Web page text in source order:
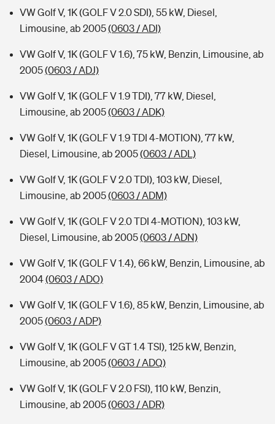
VW Golf V, 1K (GOLF V 2.0 SDI), 55 kW, Diesel,
Limousine, ab 2005(0603 / ADI)
VW Golf V, 1K (GOLF V 1.6), 75 kW, Benzin, Limousine, ab
2005(0603 / ADJ)
VW Golf V, 1K (GOLF V 1.9 TDI), 77 kW, Diesel,
Limousine, ab 2005(0603 / ADK)
VW Golf V, 1K (GOLF V 1.9 TDI 4-MOTION), 77 kW,
Diesel, Limousine, ab 2005(0603 / ADL)
VW Golf V, 1K (GOLF V 2.0 TDI), 103 kW, Diesel,
Limousine, ab 2005(0603 / ADM)
VW Golf V, 1K (GOLF V 2.0 TDI 4-MOTION), 103 kW,
Diesel, Limousine, ab 2005(0603 / ADN)
VW Golf V, 1K (GOLF V 1.4), 66 kW, Benzin, Limousine, ab
2004(0603 / ADO)
VW Golf V, 1K (GOLF V 1.6), 85 kW, Benzin, Limousine, ab
2005(0603 / ADP)
VW Golf V, 1K (GOLF V GT 1.4 TSI), 125 kW, Benzin,
Limousine, ab 2005(0603 / ADQ)
VW Golf V, 1K (GOLF V 2.0 FSI), 110 kW, Benzin,
Limousine, ab 2005(0603 / ADR)